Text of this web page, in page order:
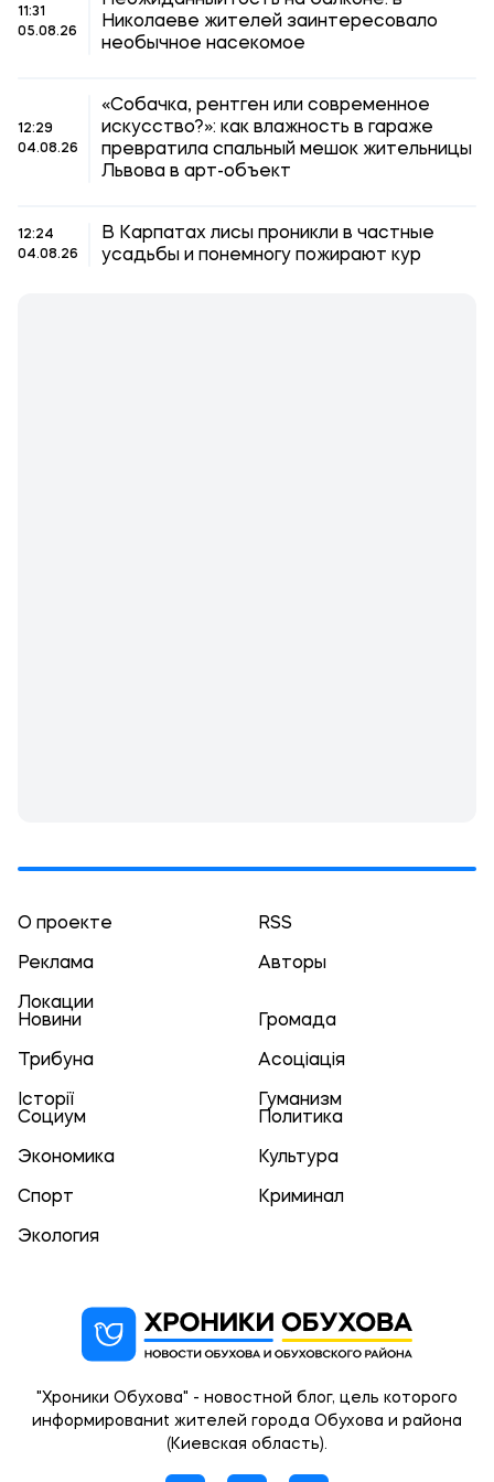
11:31
05.08.26
Николаеве жителей заинтересовало
необычное насекомое
12:29
04.08.26
«Собачка, рентген или современное
искусство?»: как влажность в гараже
превратила спальный мешок жительницы
Львова в арт-объект
12:24
04.08.26
В Карпатах лисы проникли в частные
усадьбы и понемногу пожирают кур
О проекте RSS
Реклама Авторы
Локации
Новини
Громада
Трибуна Асоціація
Історії
Гуманизм
Социум
Политика
Экономика Культура
Спорт Криминал
Экология
"Хроники Обухова" - новостной блог, цель которого
информированиt жителей города Обухова и района
(Киевская область).